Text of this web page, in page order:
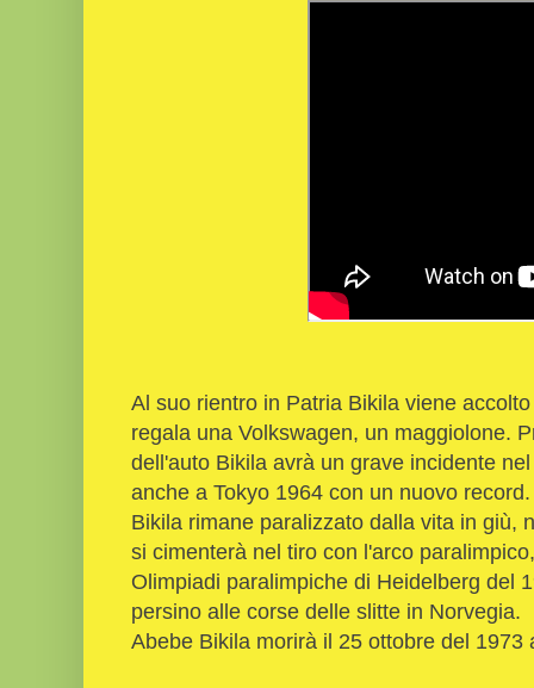
Al suo rientro in Patria Bikila viene
regala una Volkswagen, un maggiolone.
dell'auto Bikila avrà un grave incidente
anche a Tokyo 1964 con un nuovo record.
Bikila rimane paralizzato dalla vita in giù,
si cimenterà nel tiro con l'arco
Olimpiadi paralimpiche di Heidelberg del
persino alle corse delle slitte in Norvegia.
Abebe Bikila morirà il 25 ottobre del